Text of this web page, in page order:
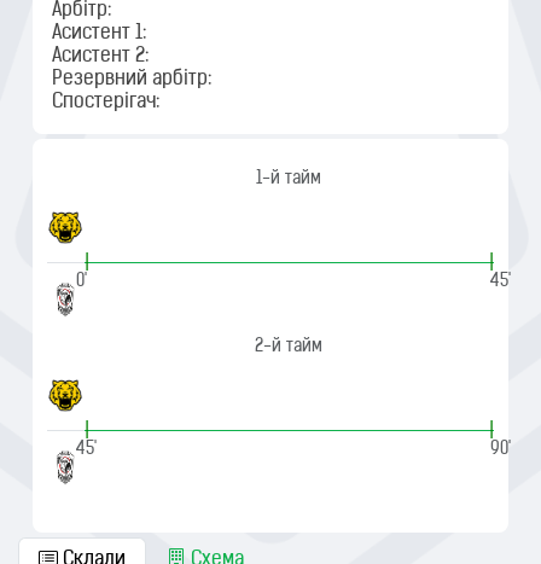
Арбітр:
Асистент 1:
Асистент 2:
Резервний арбітр:
Спостерігач:
1-й тайм
|
0'
|
45'
2-й тайм
|
45'
|
90'